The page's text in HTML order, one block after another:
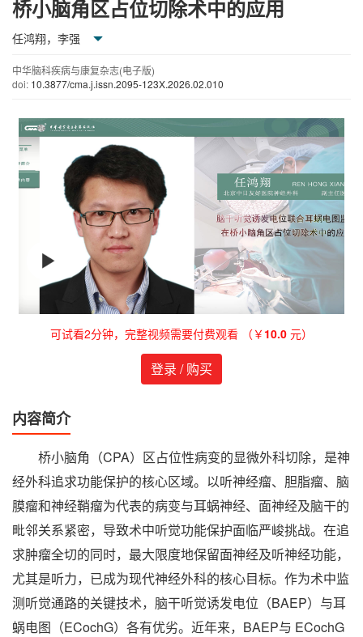
桥小脑角区占位切除术中的应用
任鸿翔，李强
中华脑科疾病与康复杂志(电子版)
doi: 10.3877/cma.j.issn.2095-123X.2026.02.010
可试看2分钟，完整视频需要付费观看 （￥ 10.0 元）
登录 / 购买
内容简介
桥小脑角（CPA）区占位性病变的显微外科切除，是神
经外科追求功能保护的核心区域。以听神经瘤、胆脂瘤、脑
膜瘤和神经鞘瘤为代表的病变与耳蜗神经、面神经及脑干的
毗邻关系紧密，导致术中听觉功能保护面临严峻挑战。在追
求肿瘤全切的同时，最大限度地保留面神经及听神经功能，
尤其是听力，已成为现代神经外科的核心目标。作为术中监
测听觉通路的关键技术，脑干听觉诱发电位（BAEP）与耳
蜗电图（ECochG）各有优劣。近年来，BAEP与 ECochG